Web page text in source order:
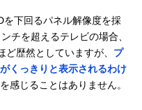
下回るパネル解像度を採
チを超えるテレビの場合、
歴然としていますが、 プ
くっきりと表示されるわけ
感じることはありません。